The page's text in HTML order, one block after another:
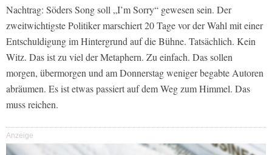
Nachtrag: Söders Song soll „I’m Sorry“ gewesen sein. Der
zweitwichtigste Politiker marschiert 20 Tage vor der Wahl mit einer
Entschuldigung im Hintergrund auf die Bühne. Tatsächlich. Kein
Witz. Das ist zu viel der Metaphern. Zu einfach. Das sollen
morgen, übermorgen und am Donnerstag weniger begabte Autoren
abräumen. Es ist etwas passiert auf dem Weg zum Himmel. Das
muss reichen.
Anzeige